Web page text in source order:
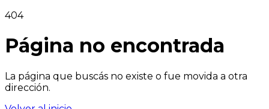
404
Página no encontrada
La página que buscás no existe o fue movida a otra
dirección.